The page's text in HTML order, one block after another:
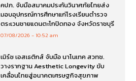
คปภ. จับมือสมาคมประกันวินาศภัยไทยส่ง
มอบอุปกรณ์การศึกษาแก่โรงเรียนตำรวจ
ตระเวนชายแดนตะโกปิดทอง จังหวัดราชบุรี
07/08/2026 10:52 am
เมิร์ซ เอสเธติกส์ จับมือ นาโนเทค สวทช.
วางรากฐาน Aesthetic Longevity ขับ
เคลื่อนไทยสู่อนาคตเศรษฐกิจสุขภาพ